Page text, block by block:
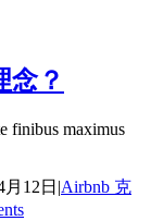
念？
finibus maximus
月12日 |Airbnb 克